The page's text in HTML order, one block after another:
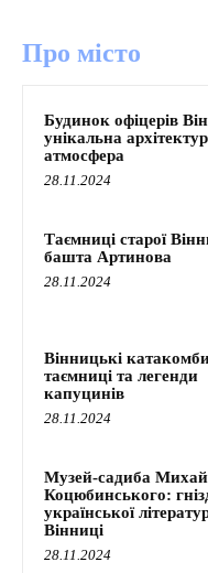
Про місто
Будинок офіцерів
унікальна
атмосфера
28.11.2024
Таємниці старої
башта Артинова
28.11.2024
Вінницькі
таємниці та легенди
капуцинів
28.11.2024
Музей-садиба
Коцюбинського:
української
Вінниці
28.11.2024